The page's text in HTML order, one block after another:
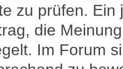
zu prüfen.
die
Im Forum